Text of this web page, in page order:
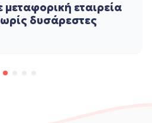
μεταφορική εταιρεία
δυσάρεστες